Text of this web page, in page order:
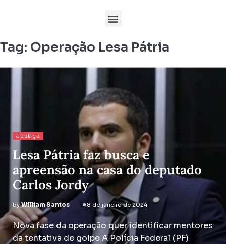
Tag: Operação Lesa Pátria
Justiça
Lesa Pátria faz busca e
apreensão na casa do deputado
Carlos Jordy
byWilliam Santos 18 de janeiro de 2024
Nova fase da operação quer identificar mentores
da tentativa de golpe A Polícia Federal (PF)